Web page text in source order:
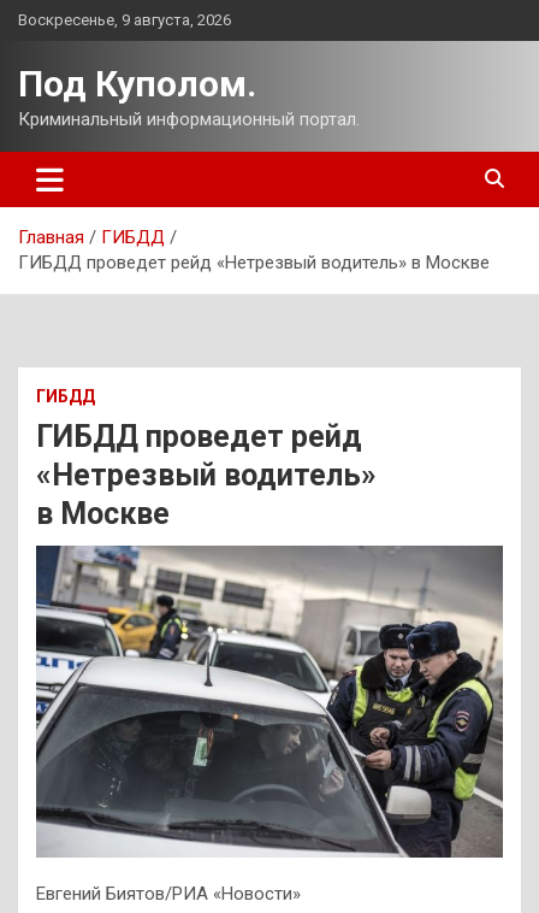
Перейти
Воскресенье, 9 августа, 2026
Под Куполом.
Криминальный информационный портал.
Главная
ГИБДД
ГИБДД проведет рейд «Нетрезвый водитель» в Москве
ГИБДД
ГИБДД проведет рейд
«Нетрезвый водитель»
в Москве
Евгений Биятов/РИА «Новости»